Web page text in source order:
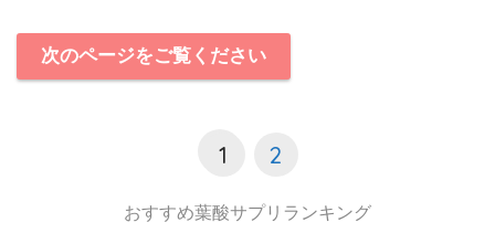
次のページをご覧ください
1 2
おすすめ葉酸サプリランキング